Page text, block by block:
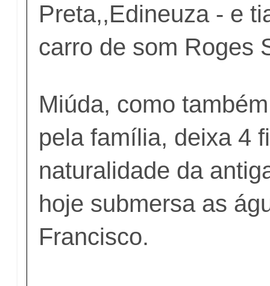
Preta,,Edineuza - e
carro de som Roges
Miúda, como
pela família, deixa 4
naturalidade da
hoje submersa as
Francisco.